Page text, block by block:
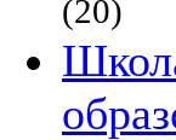
(20)